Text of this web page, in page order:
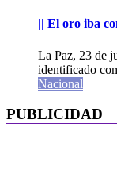
|| El oro iba
La Paz, 23 de
identificado
Nacional
PUBLICIDAD